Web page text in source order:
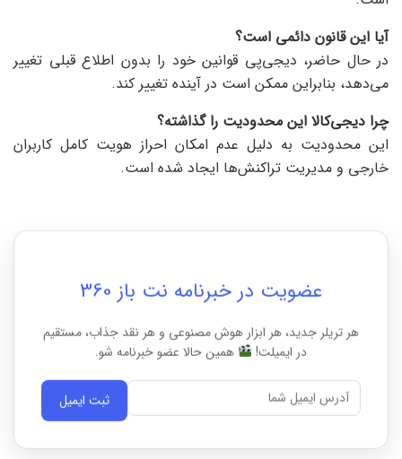
آیا این قانون دائمی است؟
در حال حاضر، دیجی‌پی قوانین خود را بدون اطلاع قبلی تغییر
می‌دهد، بنابراین ممکن است در آینده تغییر کند.
چرا دیجی‌کالا این محدودیت را گذاشته؟
این محدودیت به دلیل عدم امکان احراز هویت کامل کاربران
خارجی و مدیریت تراکنش‌ها ایجاد شده است.
عضویت در خبرنامه نت باز 360
هر تریلر جدید، هر ابزار هوش مصنوعی و هر نقد جذاب، مستقیم
در ایمیلت!
همین حالا عضو خبرنامه شو.
ثبت ایمیل